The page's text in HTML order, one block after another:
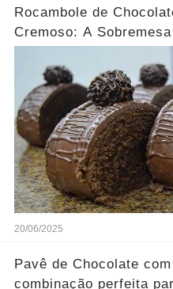
Rocambole de
Cremoso: A
20/06/2025
Pavê de Chocolate
combinação perfeita